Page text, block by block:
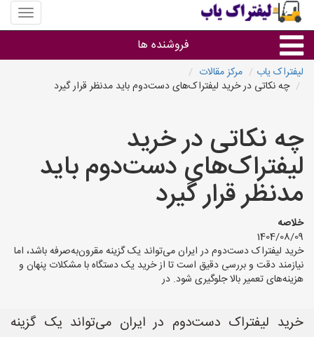
منوی
سایت
یاب
فروشنده ها
گروه ها
استان ها
لیفتراک یاب
مرکز مقالات
چه نکاتی در خرید لیفتراک‌های دست‌دوم باید مدنظر قرار گیرد
چه نکاتی در خرید
لیفتراک‌های دست‌دوم باید
مدنظر قرار گیرد
خلاصه
1404/08/09
خرید لیفتراک دست‌دوم در ایران می‌تواند یک گزینه مقرون‌به‌صرفه باشد، اما
نیازمند دقت و بررسی دقیق است تا از خرید یک دستگاه با مشکلات پنهان و
هزینه‌های تعمیر بالا جلوگیری شود. در
خرید لیفتراک دست‌دوم در ایران می‌تواند یک گزینه